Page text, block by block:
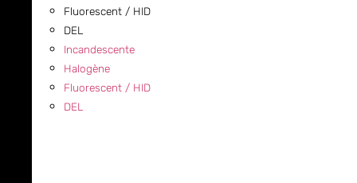
Fluorescent / HID
DEL
Incandescente
Halogène
Fluorescent / HID
DEL